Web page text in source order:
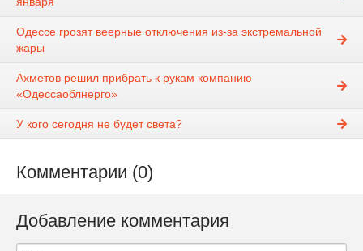
Одессе грозят веерные отключения из-за экстремальной
жары
Ахметов решил прибрать к рукам компанию
«Одессаоблнерго»
У кого сегодня не будет света?
Комментарии (0)
Добавление комментария